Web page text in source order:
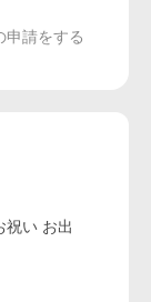
申請をする
祝い お出